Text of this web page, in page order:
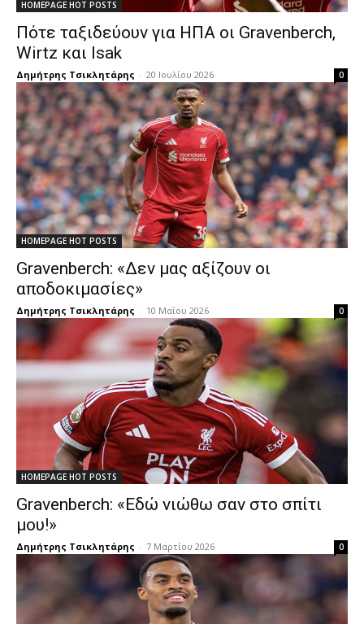
HOMEPAGE HOT POSTS
Πότε ταξιδεύουν για ΗΠΑ οι Gravenberch,
Wirtz και Isak
Δημήτρης Τσικλητάρης - 20 Ιουλίου 2026 0
HOMEPAGE HOT POSTS
Gravenberch: «Δεν μας αξίζουν οι
αποδοκιμασίες»
Δημήτρης Τσικλητάρης - 10 Μαΐου 2026 0
HOMEPAGE HOT POSTS
Gravenberch: «Εδώ νιώθω σαν στο σπίτι
μου!»
Δημήτρης Τσικλητάρης - 7 Μαρτίου 2026 0